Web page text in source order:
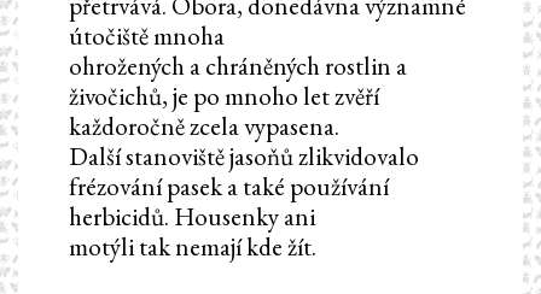
útočiště mnoha
ohrožených a chráněných rostlin a
živočichů, je po mnoho let zvěří
každoročně zcela vypasena.
Další stanoviště jasoňů zlikvidovalo
frézování pasek a také používání
herbicidů. Housenky ani
motýli tak nemají kde žít.